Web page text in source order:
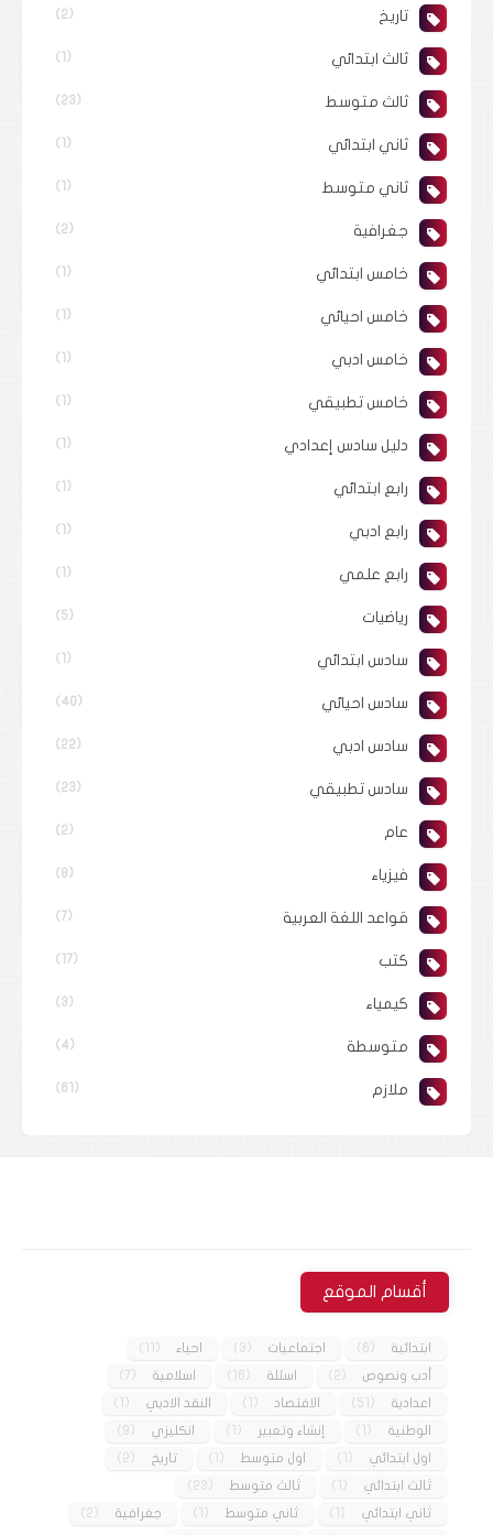
تاريخ (2)
ثالث ابتدائي (1)
ثالث متوسط (23)
ثاني ابتدائي (1)
ثاني متوسط (1)
جغرافية (2)
خامس ابتدائي (1)
خامس احيائي (1)
خامس ادبي (1)
خامس تطبيقي (1)
دليل سادس إعدادي (1)
رابع ابتدائي (1)
رابع ادبي (1)
رابع علمي (1)
رياضيات (5)
سادس ابتدائي (1)
سادس احيائي (40)
سادس ادبي (22)
سادس تطبيقي (23)
عام (2)
فيزياء (8)
قواعد اللغة العربية (7)
كتب (17)
كيمياء (3)
متوسطة (4)
ملازم (61)
أقسام الموقع
ابتدائية (6) اجتماعيات (3) احياء (11)
أدب ونصوص (2) اسئلة (16) اسلامية (7)
اعدادية (51) الاقتصاد (1) النقد الادبي (1)
الوطنية (1) إنشاء وتعبير (1) انكليزي (9)
اول ابتدائي (1) اول متوسط (1) تاريخ (2)
ثالث ابتدائي (1) ثالث متوسط (23)
ثاني ابتدائي (1) ثاني متوسط (1) جغرافية (2)